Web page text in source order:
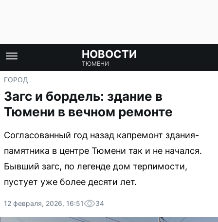
НОВОСТИ
ТЮМЕНИ
ГОРОД
Загс и бордель: здание в
Тюмени в вечном ремонте
Согласованный год назад капремонт здания-
памятника в центре Тюмени так и не начался.
Бывший загс, по легенде дом терпимости,
пустует уже более десяти лет.
12 февраля, 2026, 16:51 34